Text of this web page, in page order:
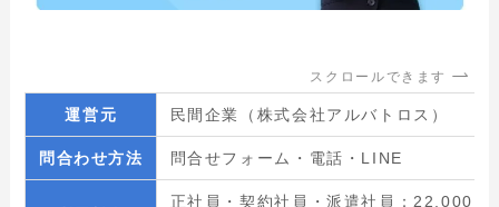
スクロールできます
運営元 民間企業（ 株式会社アルバトロス ）
問合わせ方法 問合せフォーム・電話・LINE
正社員・契約社員・派遣社員：22,000円